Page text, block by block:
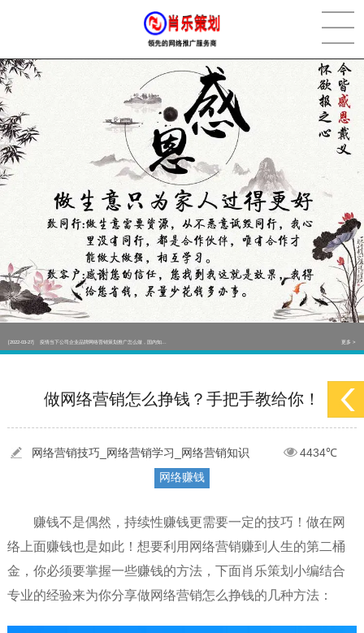
[2022-05-29] 实体门店如何做网络推广吸引客户，实体店网络营销技巧... 更多 >
[2022-05-04] 污水处理设备厂家产品如何做网络推广（污水处理项目网... 更多 >
实体门店如何做网络推广吸引客户，实体店网络营销技巧... 更多 >
[2022-03-27] 疫情当下公司企业品牌网络营销策划推广怎么做，国内知...
做网络营销怎么挣钱？手把手教给你！
网络营销技巧_网络营销学习_网络营销知识
4434℃
网络赚钱
赚钱不是偶然，持续性赚钱更需要一定的技巧！做在网
络上面赚钱也是如此！想要利用网络营销赚到人生的第二桶
金，你必须要掌握一些赚钱的方法，下面肖乐策划小编结合
专业的经验来为你分享做网络营销怎么挣钱的几种方法：